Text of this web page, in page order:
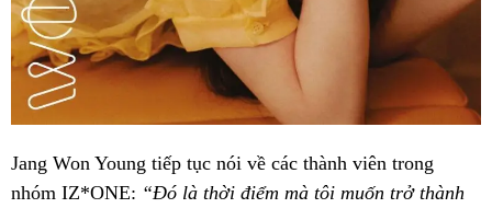
Jang Won Young tiếp tục nói về các thành viên trong
nhóm IZ*ONE: “Đó là thời điểm mà tôi muốn trở thành